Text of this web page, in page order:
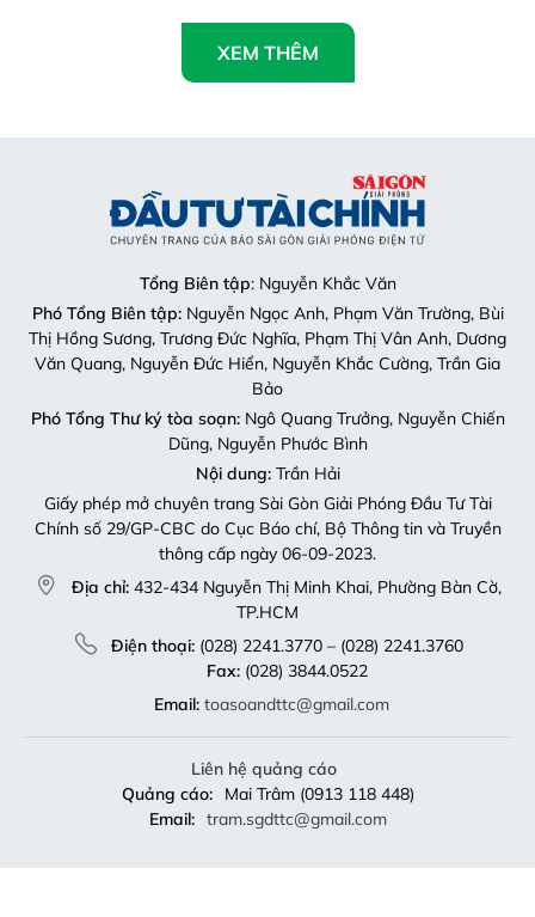
XEM THÊM
Tổng Biên tập: Nguyễn Khắc Văn
Phó Tổng Biên tập:Nguyễn Ngọc Anh, Phạm Văn Trường, Bùi
Thị Hồng Sương, Trương Đức Nghĩa, Phạm Thị Vân Anh, Dương
Văn Quang, Nguyễn Đức Hiển, Nguyễn Khắc Cường, Trần Gia
Bảo
Phó Tổng Thư ký tòa soạn:Ngô Quang Trưởng, Nguyễn Chiến
Dũng, Nguyễn Phước Bình
Nội dung:Trần Hải
Giấy phép mở chuyên trang Sài Gòn Giải Phóng Đầu Tư Tài
Chính số 29/GP-CBC do Cục Báo chí, Bộ Thông tin và Truyền
thông cấp ngày 06-09-2023.
Địa chỉ: 432-434 Nguyễn Thị Minh Khai, Phường Bàn Cờ,
TP.HCM
Điện thoại:(028) 2241.3770 – (028) 2241.3760
Fax:(028) 3844.0522
Email: toasoandttc@gmail.com
Liên hệ quảng cáo
Quảng cáo:
Mai Trâm (0913 118 448)
Email: tram.sgdttc@gmail.com